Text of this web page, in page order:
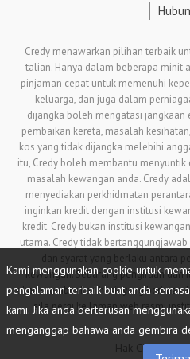
Credy menawarkan pilihan terbaik
talian. Hanya dalam beberapa minit
pinjaman cepat untuk memenuhi
keluarga, dan juga dalam
dijangka boleh mengatasi
pembaikan kereta, masalah
kos yang tidak dijangka melebihi
itu, Credy boleh membantu
masalah kewangan anda. Credy
menyediakan perkhidmatan
inginkan kredit dengan institusi
kredit. Credy bukan institusi
utama. Credy tidak
kewangan. Sebarang pengiraan
akan memberikan hasil yang berbeza.
sila pergi ke laman web rasmi
Hak Cipta ©
Kami menggunakan cookie untuk
pengalaman terbaik buat anda
kami. Jika anda berterusan
menganggap bahawa anda gembira